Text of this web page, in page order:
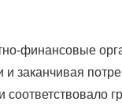
финансовые
заканчивая